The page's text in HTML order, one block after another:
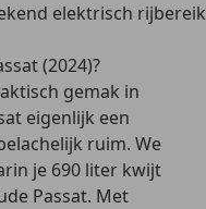
elektrisch rijbereik
(2024)?
gemak in
eigenlijk een
ruim. We
je 690 liter kwijt
Passat. Met